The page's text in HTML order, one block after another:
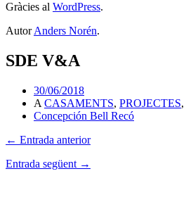
Gràcies al WordPress.
AutorAnders Norén.
SDE V&A
30/06/2018
A CASAMENTS, PROJECTES,
Concepción Bell Recó
← Entrada anterior
Entrada següent →